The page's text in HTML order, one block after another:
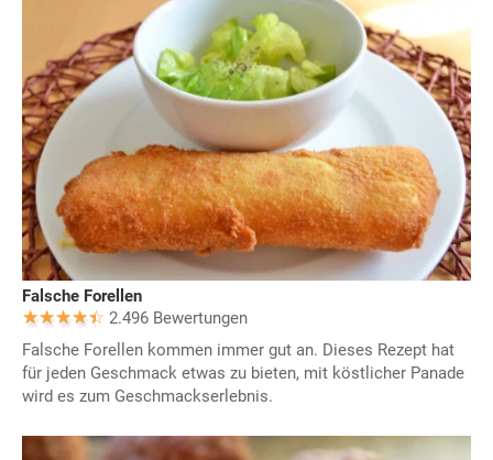
Falsche Forellen
2.496 Bewertungen
Falsche Forellen kommen immer gut an. Dieses Rezept hat
für jeden Geschmack etwas zu bieten, mit köstlicher Panade
wird es zum Geschmackserlebnis.